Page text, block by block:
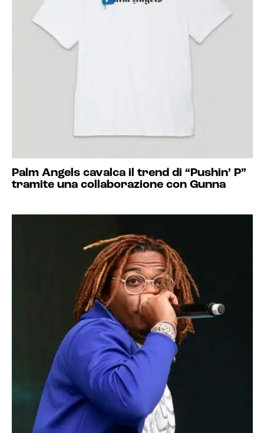
Palm Angels cavalca il trend di “Pushin’ P”
tramite una collaborazione con Gunna